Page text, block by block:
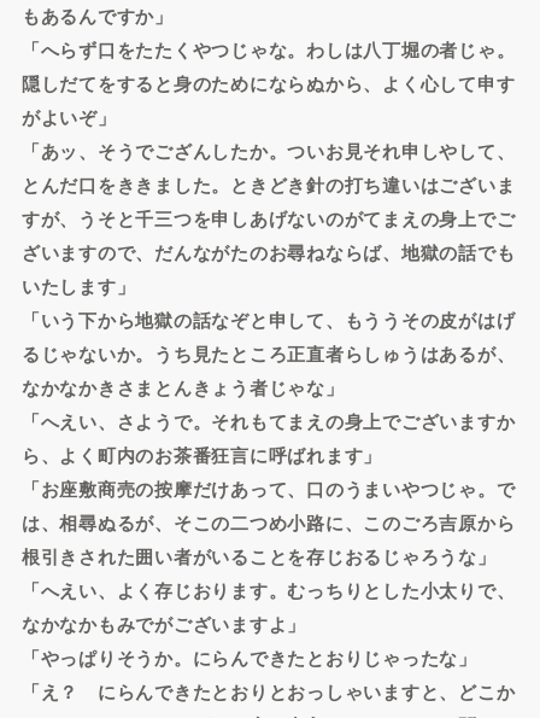
もあるんですか」
「へらず口をたたくやつじゃな。わしは八丁堀の者じゃ。
隠しだてをすると身のためにならぬから、よく心して申す
がよいぞ」
「あッ、そうでござんしたか。ついお見それ申しやして、
とんだ口をききました。ときどき針の打ち違いはございま
すが、うそと千三つを申しあげないのがてまえの身上でご
ざいますので、だんながたのお尋ねならば、地獄の話でも
いたします」
「いう下から地獄の話なぞと申して、もううその皮がはげ
るじゃないか。うち見たところ正直者らしゅうはあるが、
なかなかきさまとんきょう者じゃな」
「へえい、さようで。それもてまえの身上でございますか
ら、よく町内のお茶番狂言に呼ばれます」
「お座敷商売の按摩だけあって、口のうまいやつじゃ。で
は、相尋ぬるが、そこの二つめ小路に、このごろ吉原から
根引きされた囲い者がいることを存じおるじゃろうな」
「へえい、よく存じおります。むっちりとした小太りで、
なかなかもみでがございますよ」
「やっぱりそうか。にらんできたとおりじゃったな」
「え？ にらんできたとおりとおっしゃいますと、どこか